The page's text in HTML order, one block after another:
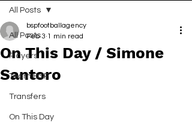
All Posts
Players
Team BSP
Transfers
On This Day
All Posts
On This Day / Simone
Santoro
bspfootballagency
Feb 3 1 min read